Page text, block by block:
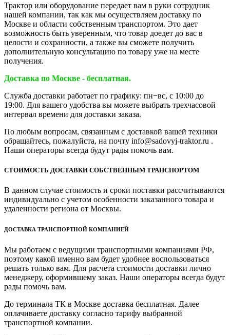
Трактор или оборудование передает вам в руки сотрудник
нашей компании, так как мы осуществляем доставку по
Москве и области собственным транспортом. Это дает
возможность быть уверенным, что товар доедет до вас в
целости и сохранности, а также вы сможете получить
дополнительную консультацию по товару уже на месте
получения.
Доставка по Москве - бесплатная.
Служба доставки работает по графику: пн−вс, с 10:00 до
19:00. Для вашего удобства вы можете выбрать трехчасовой
интервал времени для доставки заказа.
По любым вопросам, связанным с доставкой вашей техники
обращайтесь, пожалуйста, на почту info@sadovyj-traktor.ru .
Наши операторы всегда будут рады помочь вам.
СТОИМОСТЬ ДОСТАВКИ СОБСТВЕННЫМ ТРАНСПОРТОМ
В данном случае стоимость и сроки поставки рассчитываются
индивидуально с учетом особенности заказанного товара и
удаленности региона от Москвы.
ДОСТАВКА ТРАНСПОРТНОЙ КОМПАНИЕЙ
Мы работаем с ведущими транспортными компаниями РФ,
поэтому какой именно вам будет удобнее воспользоваться
решать только вам. Для расчета стоимости доставки лично
менеджеру, оформившему заказ. Наши операторы всегда будут
рады помочь вам.
До терминала ТК в Москве доставка бесплатная. Далее
оплачиваете доставку согласно тарифу выбранной
транспортной компании.